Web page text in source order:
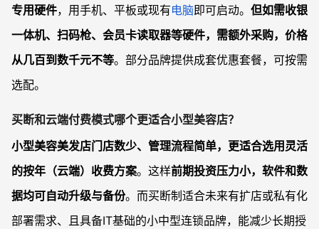
专用硬件，用手机、平板或现有电脑即可启动。 但如需收银
一体机、扫码枪、会员卡读取器等硬件，需额外采购，价格
从几百到数千元不等。部分品牌提供成套优惠套餐，可按需
选配。
买断和云端付费模式哪个更适合小型美容店？
小型美容美发店门店数少、管理流程简单，更适合选用灵活
的按年（云端）收费方案。这样前期投资压力小，软件和数
据均可自动升级与备份。而买断制适合未来有扩店或私有化
部署需求、且具备IT基础的小中型连锁品牌，能减少长期授